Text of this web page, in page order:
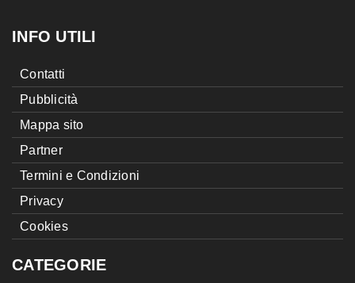
INFO UTILI
Contatti
Pubblicità
Mappa sito
Partner
Termini e Condizioni
Privacy
Cookies
CATEGORIE